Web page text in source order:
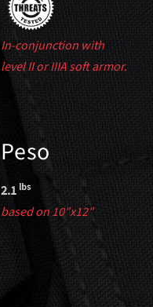
In-conjunction with
level II or IIIA soft armor.
Peso
2.1 lbs
based on 10″x12″